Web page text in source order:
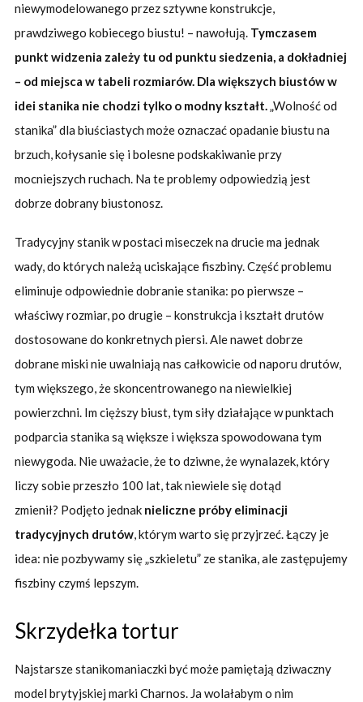
niewymodelowanego przez sztywne konstrukcje,
prawdziwego kobiecego biustu! – nawołują. Tymczasem
punkt widzenia zależy tu od punktu siedzenia, a dokładniej
– od miejsca w tabeli rozmiarów. Dla większych biustów w
idei stanika nie chodzi tylko o modny kształt.„Wolność od
stanika” dla biuściastych może oznaczać opadanie biustu na
brzuch, kołysanie się i bolesne podskakiwanie przy
mocniejszych ruchach. Na te problemy odpowiedzią jest
dobrze dobrany biustonosz.
Tradycyjny stanik w postaci miseczek na drucie ma jednak
wady, do których należą uciskające fiszbiny. Część problemu
eliminuje odpowiednie dobranie stanika: po pierwsze –
właściwy rozmiar, po drugie – konstrukcja i kształt drutów
dostosowane do konkretnych piersi. Ale nawet dobrze
dobrane miski nie uwalniają nas całkowicie od naporu drutów,
tym większego, że skoncentrowanego na niewielkiej
powierzchni. Im cięższy biust, tym siły działające w punktach
podparcia stanika są większe i większa spowodowana tym
niewygoda. Nie uważacie, że to dziwne, że wynalazek, który
liczy sobie przeszło 100 lat, tak niewiele się dotąd
zmienił? Podjęto jednak nieliczne próby eliminacji
tradycyjnych drutów, którym warto się przyjrzeć. Łączy je
idea: nie pozbywamy się „szkieletu” ze stanika, ale zastępujemy
fiszbiny czymś lepszym.
Skrzydełka tortur
Najstarsze stanikomaniaczki być może pamiętają dziwaczny
model brytyjskiej marki Charnos. Ja wolałabym o nim